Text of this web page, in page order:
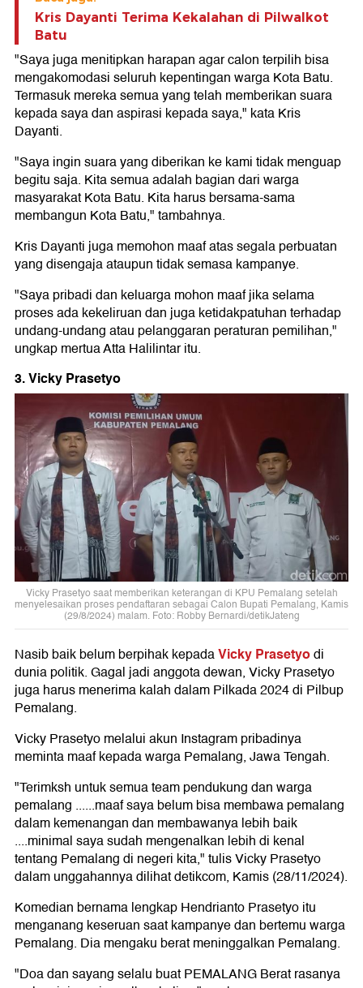
Kris Dayanti Terima Kekalahan di Pilwalkot
Batu
"Saya juga menitipkan harapan agar calon terpilih bisa
mengakomodasi seluruh kepentingan warga Kota Batu.
Termasuk mereka semua yang telah memberikan suara
kepada saya dan aspirasi kepada saya," kata Kris
Dayanti.
"Saya ingin suara yang diberikan ke kami tidak menguap
begitu saja. Kita semua adalah bagian dari warga
masyarakat Kota Batu. Kita harus bersama-sama
membangun Kota Batu," tambahnya.
Kris Dayanti juga memohon maaf atas segala perbuatan
yang disengaja ataupun tidak semasa kampanye.
"Saya pribadi dan keluarga mohon maaf jika selama
proses ada kekeliruan dan juga ketidakpatuhan terhadap
undang-undang atau pelanggaran peraturan pemilihan,"
ungkap mertua Atta Halilintar itu.
3. Vicky Prasetyo
Vicky Prasetyo saat memberikan keterangan di KPU Pemalang setelah
menyelesaikan proses pendaftaran sebagai Calon Bupati Pemalang, Kamis
(29/8/2024) malam. Foto: Robby Bernardi/detikJateng
Nasib baik belum berpihak kepadaVicky Prasetyodi
dunia politik. Gagal jadi anggota dewan, Vicky Prasetyo
juga harus menerima kalah dalam Pilkada 2024 di Pilbup
Pemalang.
Vicky Prasetyo melalui akun Instagram pribadinya
meminta maaf kepada warga Pemalang, Jawa Tengah.
"Terimksh untuk semua team pendukung dan warga
pemalang ......maaf saya belum bisa membawa pemalang
dalam kemenangan dan membawanya lebih baik
....minimal saya sudah mengenalkan lebih di kenal
tentang Pemalang di negeri kita," tulis Vicky Prasetyo
dalam unggahannya dilihat detikcom, Kamis (28/11/2024).
Komedian bernama lengkap Hendrianto Prasetyo itu
menganang keseruan saat kampanye dan bertemu warga
Pemalang. Dia mengaku berat meninggalkan Pemalang.
"Doa dan sayang selalu buat PEMALANG Berat rasanya